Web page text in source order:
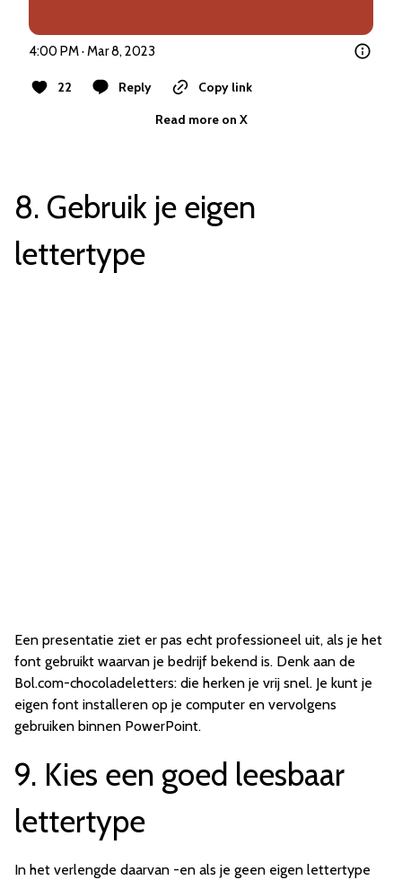
4:00 PM · Mar 8, 2023
22 Reply
Copy link
Read more on X
8. Gebruik je eigen
lettertype
Een presentatie ziet er pas echt professioneel uit, als je het
font gebruikt waarvan je bedrijf bekend is. Denk aan de
Bol.com-chocoladeletters: die herken je vrij snel. Je kunt je
eigen font installeren op je computer en vervolgens
gebruiken binnen PowerPoint.
9. Kies een goed leesbaar
lettertype
In het verlengde daarvan -en als je geen eigen lettertype